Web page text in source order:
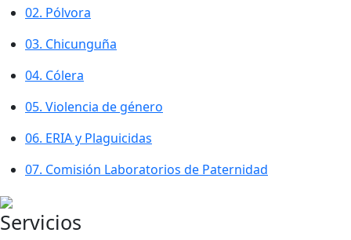
02. Pólvora
03. Chicunguña
04. Cólera
05. Violencia de género
06. ERIA y Plaguicidas
07. Comisión Laboratorios de Paternidad
Servicios